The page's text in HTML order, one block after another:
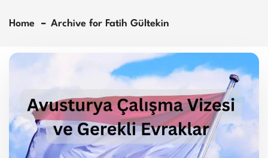
Home Archive for Fatih Gültekin